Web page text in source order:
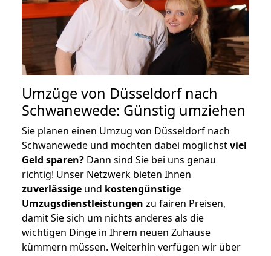
Umzüge von Düsseldorf nach
Schwanewede: Günstig umziehen
Sie planen einen Umzug von Düsseldorf nach
Schwanewede und möchten dabei möglichstviel
Geld sparen? Dann sind Sie bei uns genau
richtig! Unser Netzwerk bieten Ihnen
zuverlässige und kostengünstige
Umzugsdienstleistungen zu fairen Preisen,
damit Sie sich um nichts anderes als die
wichtigen Dinge in Ihrem neuen Zuhause
kümmern müssen. Weiterhin verfügen wir über